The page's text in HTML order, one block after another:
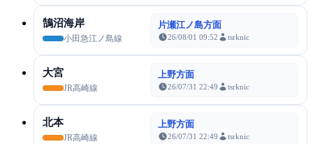
鵠沼海岸
小田急江ノ島線
片瀬江ノ島方面
26/08/01 09:52 tsrknic
大宮
JR高崎線
上野方面
26/07/31 22:49 tsrknic
北本
JR高崎線
上野方面
26/07/31 22:49 tsrknic